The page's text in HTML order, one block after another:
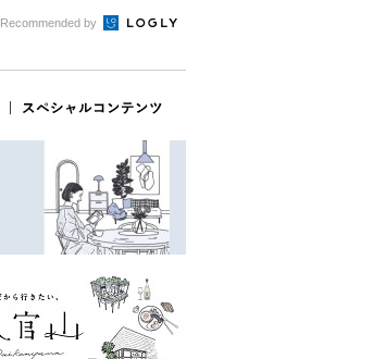
Recommended by